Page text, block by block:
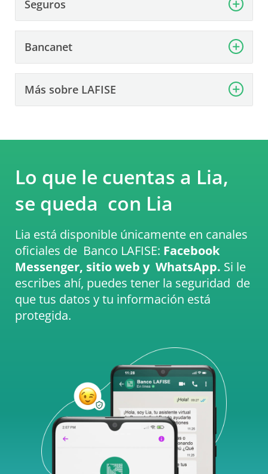
Seguros
Bancanet
Más sobre LAFISE
Lo que le cuentas a Lia,
se queda con Lia
Lia está disponible únicamente en canales
oficiales de Banco LAFISE: Facebook
Messenger, sitio web y WhatsApp. Si le
escribes ahí, puedes tener la seguridad de
que tus datos y tu información está
protegida.